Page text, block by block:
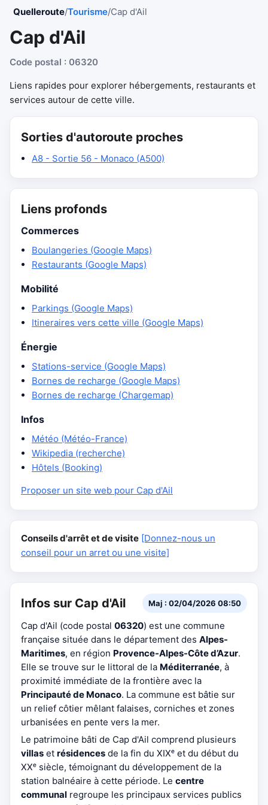
Quelleroute/Tourisme/Cap d'Ail
Cap d'Ail
Code postal : 06320
Liens rapides pour explorer hébergements, restaurants et
services autour de cette ville.
Sorties d'autoroute proches
A8 - Sortie 56 - Monaco (A500)
Liens profonds
Commerces
Boulangeries (Google Maps)
Restaurants (Google Maps)
Mobilité
Parkings (Google Maps)
Itineraires vers cette ville (Google Maps)
Énergie
Stations-service (Google Maps)
Bornes de recharge (Google Maps)
Bornes de recharge (Chargemap)
Infos
Météo (Météo-France)
Wikipedia (recherche)
Hôtels (Booking)
Proposer un site web pour Cap d'Ail
Conseils d'arrêt et de visite [Donnez-nous un
conseil pour un arret ou une visite]
Infos sur Cap d'Ail Maj : 02/04/2026 08:50
Cap d'Ail (code postal 06320) est une commune
française située dans le département des Alpes-
Maritimes, en région Provence-Alpes-Côte d’Azur.
Elle se trouve sur le littoral de la Méditerranée, à
proximité immédiate de la frontière avec la
Principauté de Monaco. La commune est bâtie sur
un relief côtier mêlant falaises, corniches et zones
urbanisées en pente vers la mer.
Le patrimoine bâti de Cap d'Ail comprend plusieurs
villas et résidences de la fin du XIXᵉ et du début du
XXᵉ siècle, témoignant du développement de la
station balnéaire à cette période. Le centre
communal regroupe les principaux services publics